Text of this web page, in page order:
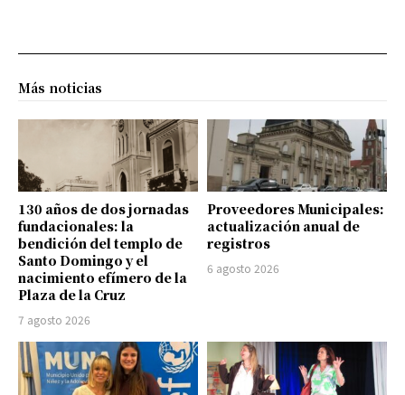
Más noticias
130 años de dos jornadas
fundacionales: la
bendición del templo de
Santo Domingo y el
nacimiento efímero de la
Plaza de la Cruz
7 agosto 2026
Proveedores Municipales:
actualización anual de
registros
6 agosto 2026